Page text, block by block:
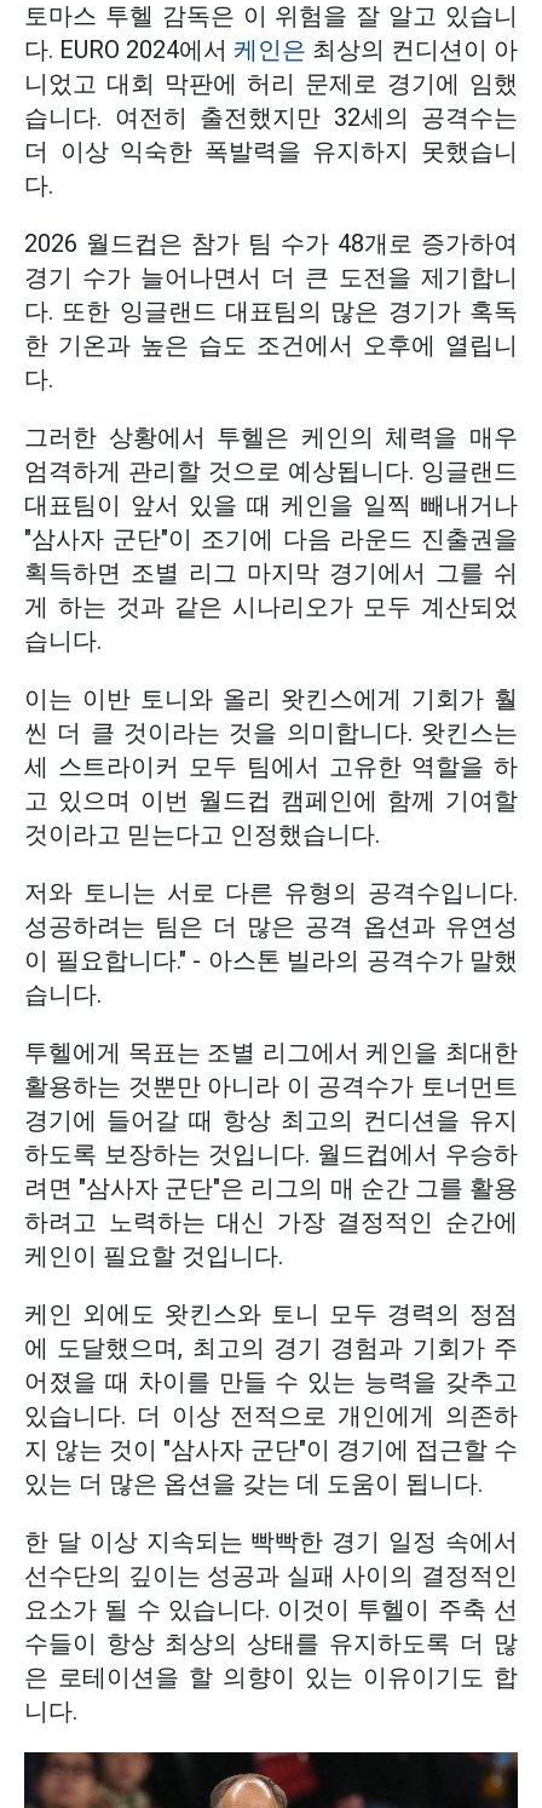
토마스 투헬 감독은 이 위험을 잘 알고 있습니
다. EURO 2024에서 케인은 최상의 컨디션이 아
니었고 대회 막판에 허리 문제로 경기에 임했
습니다. 여전히 출전했지만 32세의 공격수는
더 이상 익숙한 폭발력을 유지하지 못했습니
다.
2026 월드컵은 참가 팀 수가 48개로 증가하여
경기 수가 늘어나면서 더 큰 도전을 제기합니
다. 또한 잉글랜드 대표팀의 많은 경기가 혹독
한 기온과 높은 습도 조건에서 오후에 열립니
다.
그러한 상황에서 투헬은 케인의 체력을 매우
엄격하게 관리할 것으로 예상됩니다. 잉글랜드
대표팀이 앞서 있을 때 케인을 일찍 빼내거나
"삼사자 군단"이 조기에 다음 라운드 진출권을
획득하면 조별 리그 마지막 경기에서 그를 쉬
게 하는 것과 같은 시나리오가 모두 계산되었
습니다.
이는 이반 토니와 올리 왓킨스에게 기회가 훨
씬 더 클 것이라는 것을 의미합니다. 왓킨스는
세 스트라이커 모두 팀에서 고유한 역할을 하
고 있으며 이번 월드컵 캠페인에 함께 기여할
것이라고 믿는다고 인정했습니다.
저와 토니는 서로 다른 유형의 공격수입니다.
성공하려는 팀은 더 많은 공격 옵션과 유연성
이 필요합니다." - 아스톤 빌라의 공격수가 말했
습니다.
투헬에게 목표는 조별 리그에서 케인을 최대한
활용하는 것뿐만 아니라 이 공격수가 토너먼트
경기에 들어갈 때 항상 최고의 컨디션을 유지
하도록 보장하는 것입니다. 월드컵에서 우승하
려면 "삼사자 군단"은 리그의 매 순간 그를 활용
하려고 노력하는 대신 가장 결정적인 순간에
케인이 필요할 것입니다.
케인 외에도 왓킨스와 토니 모두 경력의 정점
에 도달했으며, 최고의 경기 경험과 기회가 주
어졌을 때 차이를 만들 수 있는 능력을 갖추고
있습니다. 더 이상 전적으로 개인에게 의존하
지 않는 것이 "삼사자 군단"이 경기에 접근할 수
있는 더 많은 옵션을 갖는 데 도움이 됩니다.
한 달 이상 지속되는 빡빡한 경기 일정 속에서
선수단의 깊이는 성공과 실패 사이의 결정적인
요소가 될 수 있습니다. 이것이 투헬이 주축 선
수들이 항상 최상의 상태를 유지하도록 더 많
은 로테이션을 할 의향이 있는 이유이기도 합
니다.